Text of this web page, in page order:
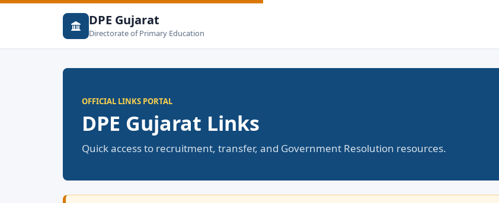
DPE Gujarat
Directorate of Primary Education
OFFICIAL LINKS PORTAL
DPE Gujarat Links
Quick access to recruitment, transfer, and Government Resolution resources.